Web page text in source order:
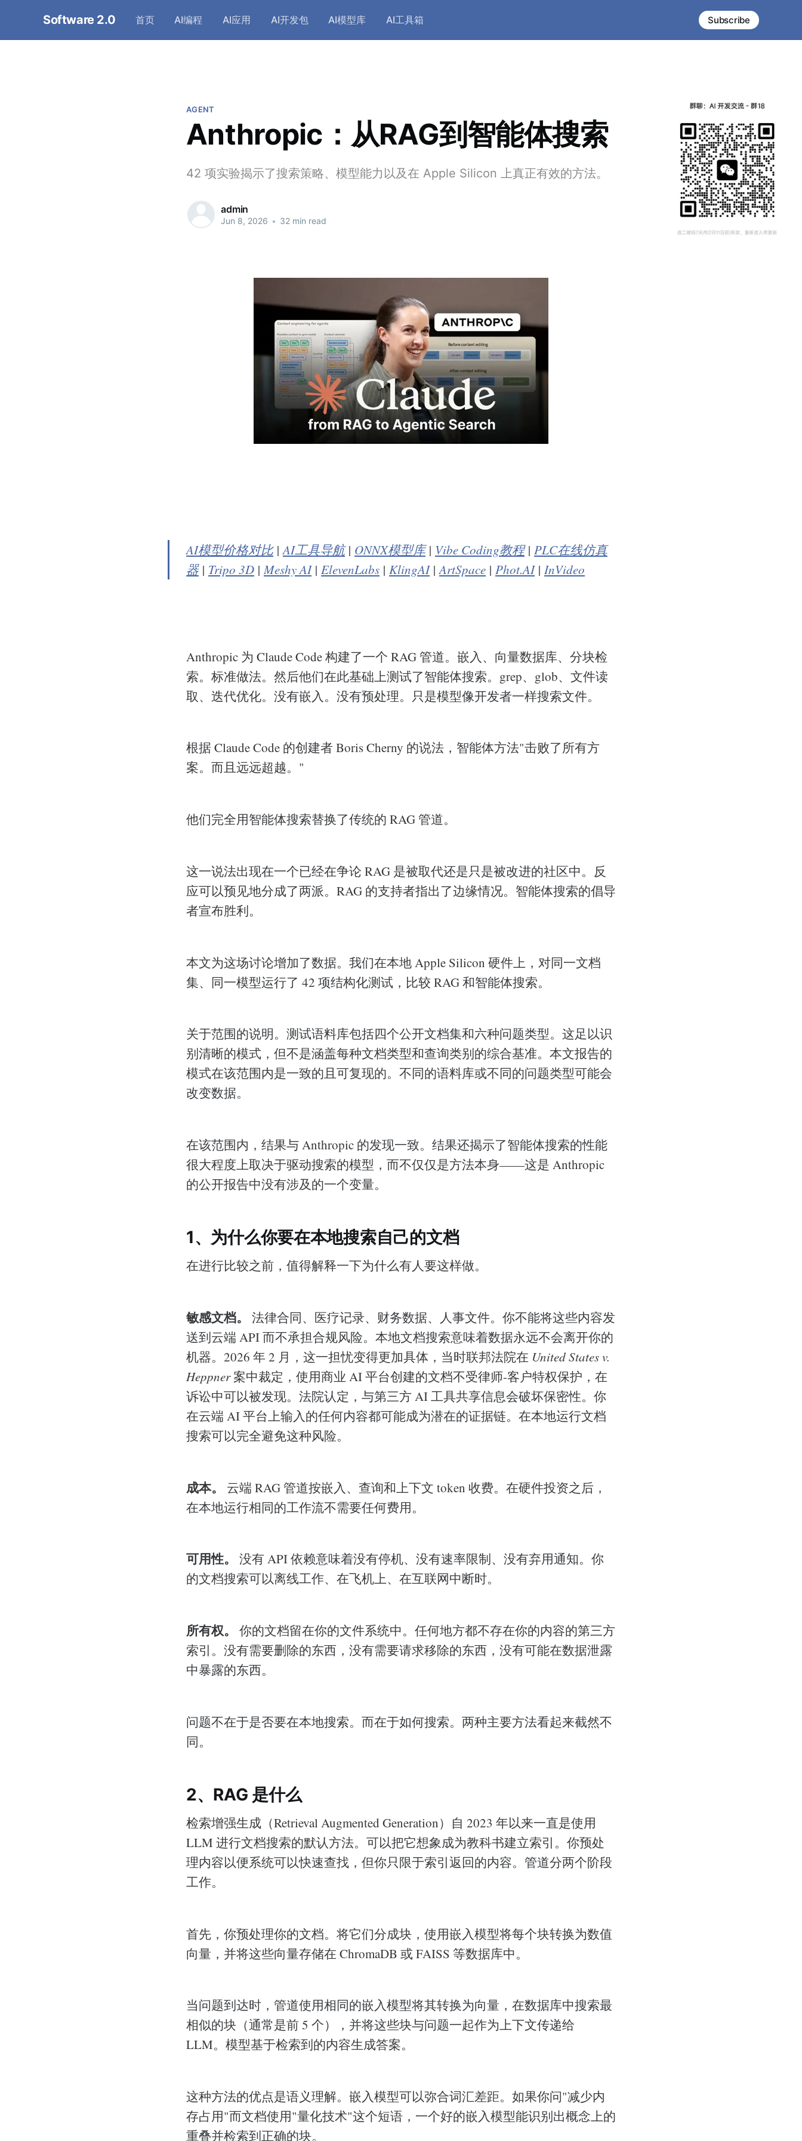
Software 2.0 首页 AI编程 AI应用 AI开发包 AI模型库 AI工具箱 Subscribe
AGENT
Anthropic：从RAG到智能体搜索
42 项实验揭示了搜索策略、模型能力以及在 Apple Silicon 上真正有效的方法。
admin
Jun 8, 2026 • 32 min read
AI模型价格对比|AI工具导航| ONNX模型库| Vibe Coding教程| PLC在线仿真
器| Tripo 3D |Meshy AI| ElevenLabs | KlingAI|ArtSpace | Phot.AI| InVideo
Anthropic 为 Claude Code 构建了一个 RAG 管道。嵌入、向量数据库、分块检
索。标准做法。然后他们在此基础上测试了智能体搜索。grep、glob、文件读
取、迭代优化。没有嵌入。没有预处理。只是模型像开发者一样搜索文件。
根据 Claude Code 的创建者 Boris Cherny 的说法，智能体方法"击败了所有方
案。而且远远超越。"
他们完全用智能体搜索替换了传统的 RAG 管道。
这一说法出现在一个已经在争论 RAG 是被取代还是只是被改进的社区中。反
应可以预见地分成了两派。RAG 的支持者指出了边缘情况。智能体搜索的倡导
者宣布胜利。
本文为这场讨论增加了数据。我们在本地 Apple Silicon 硬件上，对同一文档
集、同一模型运行了 42 项结构化测试，比较 RAG 和智能体搜索。
关于范围的说明。测试语料库包括四个公开文档集和六种问题类型。这足以识
别清晰的模式，但不是涵盖每种文档类型和查询类别的综合基准。本文报告的
模式在该范围内是一致的且可复现的。不同的语料库或不同的问题类型可能会
改变数据。
在该范围内，结果与 Anthropic 的发现一致。结果还揭示了智能体搜索的性能
很大程度上取决于驱动搜索的模型，而不仅仅是方法本身——这是 Anthropic
的公开报告中没有涉及的一个变量。
1、为什么你要在本地搜索自己的文档
在进行比较之前，值得解释一下为什么有人要这样做。
敏感文档。
法律合同、医疗记录、财务数据、人事文件。你不能将这些内容发
送到云端 API 而不承担合规风险。本地文档搜索意味着数据永远不会离开你的
机器。2026 年 2 月，这一担忧变得更加具体，当时联邦法院在 United States v.
Heppner案中裁定，使用商业 AI 平台创建的文档不受律师-客户特权保护，在
诉讼中可以被发现。法院认定，与第三方 AI 工具共享信息会破坏保密性。你
在云端 AI 平台上输入的任何内容都可能成为潜在的证据链。在本地运行文档
搜索可以完全避免这种风险。
成本。
云端 RAG 管道按嵌入、查询和上下文 token 收费。在硬件投资之后，
在本地运行相同的工作流不需要任何费用。
可用性。
没有 API 依赖意味着没有停机、没有速率限制、没有弃用通知。你
的文档搜索可以离线工作、在飞机上、在互联网中断时。
所有权。
你的文档留在你的文件系统中。任何地方都不存在你的内容的第三方
索引。没有需要删除的东西，没有需要请求移除的东西，没有可能在数据泄露
中暴露的东西。
问题不在于是否要在本地搜索。而在于如何搜索。两种主要方法看起来截然不
同。
2、RAG 是什么
检索增强生成（Retrieval Augmented Generation）自 2023 年以来一直是使用
LLM 进行文档搜索的默认方法。可以把它想象成为教科书建立索引。你预处
理内容以便系统可以快速查找，但你只限于索引返回的内容。管道分两个阶段
工作。
首先，你预处理你的文档。将它们分成块，使用嵌入模型将每个块转换为数值
向量，并将这些向量存储在 ChromaDB 或 FAISS 等数据库中。
当问题到达时，管道使用相同的嵌入模型将其转换为向量，在数据库中搜索最
相似的块（通常是前 5 个），并将这些块与问题一起作为上下文传递给
LLM。模型基于检索到的内容生成答案。
这种方法的优点是语义理解。嵌入模型可以弥合词汇差距。如果你问"减少内
存占用"而文档使用"量化技术"这个短语，一个好的嵌入模型能识别出概念上的
重叠并检索到正确的块。